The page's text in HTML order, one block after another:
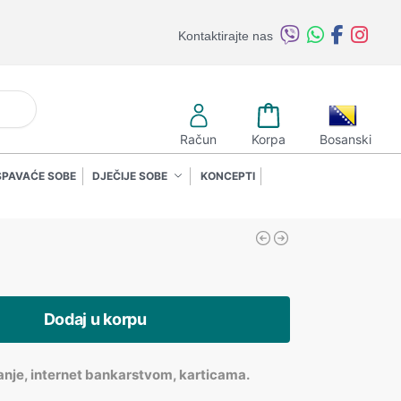
Kontaktirajte nas
Račun Korpa Bosanski
SOBE DJEČIJE SOBE KONCEPTI
Dodaj u korpu
internet bankarstvom, karticama.